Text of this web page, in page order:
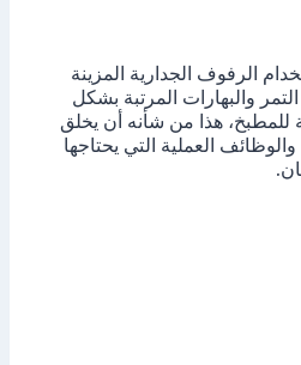
الرفوف الجدارية المزينة
والبهارات المرتبة بشكل
للمطبخ، هذا من شأنه أن يخلق
العملية التي يحتاجها